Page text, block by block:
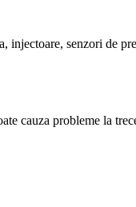
injectoare, senzori de
cauza probleme la